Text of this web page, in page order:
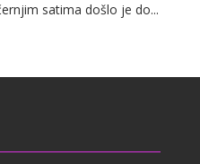
satima došlo je do...